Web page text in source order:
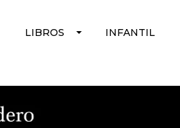
LIBROS INFANTIL